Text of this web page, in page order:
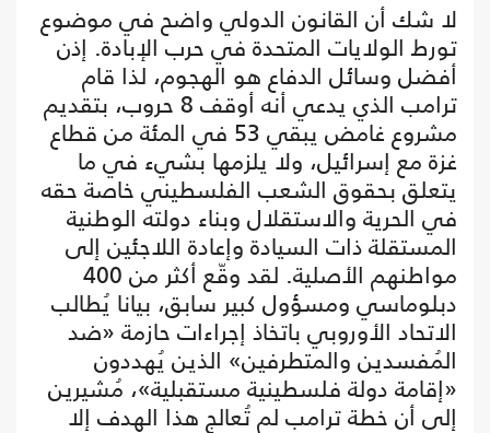
لا شك أن القانون الدولي واضح في موضوع
تورط الولايات المتحدة في حرب الإبادة. إذن
أفضل وسائل الدفاع هو الهجوم، لذا قام
ترامب الذي يدعي أنه أوقف 8 حروب، بتقديم
مشروع غامض يبقي 53 في المئة من قطاع
غزة مع إسرائيل، ولا يلزمها بشيء في ما
يتعلق بحقوق الشعب الفلسطيني خاصة حقه
في الحرية والاستقلال وبناء دولته الوطنية
المستقلة ذات السيادة وإعادة اللاجئين إلى
مواطنهم الأصلية. لقد وقّع أكثر من 400
دبلوماسي ومسؤول كبير سابق، بيانا يُطالب
الاتحاد الأوروبي باتخاذ إجراءات حازمة «ضد
المُفسدين والمتطرفين» الذين يُهددون
«إقامة دولة فلسطينية مستقبلية»، مُشيرين
إلى أن خطة ترامب لم تُعالج هذا الهدف إلا